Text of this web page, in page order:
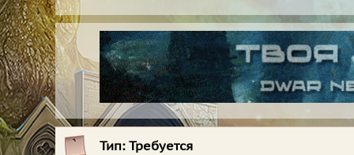
Тип: Требуется